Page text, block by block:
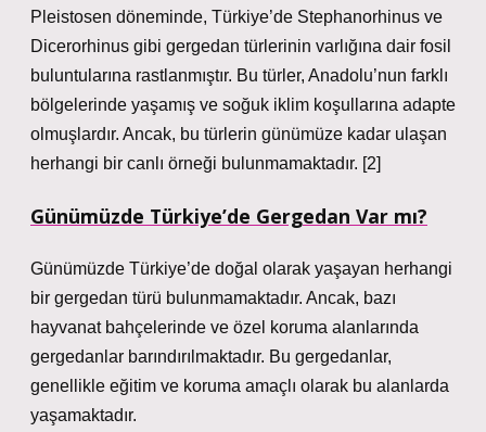
Pleistosen döneminde, Türkiye’de Stephanorhinus ve
Dicerorhinus gibi gergedan türlerinin varlığına dair fosil
buluntularına rastlanmıştır. Bu türler, Anadolu’nun farklı
bölgelerinde yaşamış ve soğuk iklim koşullarına adapte
olmuşlardır. Ancak, bu türlerin günümüze kadar ulaşan
herhangi bir canlı örneği bulunmamaktadır. [2]
Günümüzde Türkiye’de Gergedan Var mı?
Günümüzde Türkiye’de doğal olarak yaşayan herhangi
bir gergedan türü bulunmamaktadır. Ancak, bazı
hayvanat bahçelerinde ve özel koruma alanlarında
gergedanlar barındırılmaktadır. Bu gergedanlar,
genellikle eğitim ve koruma amaçlı olarak bu alanlarda
yaşamaktadır.